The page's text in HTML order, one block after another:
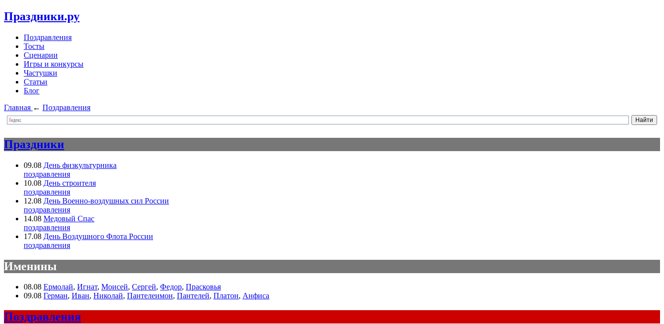
Праздники.ру
Поздравления
Тосты
Сценарии
Игры и конкурсы
Частушки
Статьи
Блог
Главная ← Поздравления
Праздники
09.08 День физкультурника
поздравления
10.08 День строителя
поздравления
12.08 День Военно-воздушных сил России
поздравления
14.08 Медовый Спас
поздравления
17.08 День Воздушного Флота России
поздравления
Именины
08.08 Ермолай, Игнат, Моисей, Сергей, Федор, Прасковья
09.08 Герман, Иван, Николай, Пантелеимон, Пантелей, Платон, Анфиса
Поздравления